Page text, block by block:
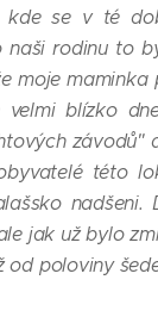
kde se v té
naši rodinu to
moje maminka
blízko
závodů"
této
nadšeni.
jak už bylo
od poloviny